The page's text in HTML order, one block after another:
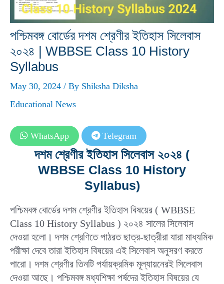
পশ্চিমবঙ্গ বোর্ডের দশম শ্রেণীর ইতিহাস সিলেবাস
২০২৪ | WBBSE Class 10 History
Syllabus
May 30, 2024 / By Shiksha Diksha
Educational News
WhatsApp Telegram
দশম শ্রেণীর ইতিহাস সিলেবাস ২০২৪ (
WBBSE Class 10 History
Syllabus)
পশ্চিমবঙ্গ বোর্ডের দশম শ্রেণীর ইতিহাস বিষয়ের ( WBBSE
Class 10 History Syllabus ) ২০২৪ সালের সিলেবাস
দেওয়া হলো। দশম শ্রেণিতে পাঠরত ছাত্র-ছাত্রীরা যারা মাধ্যমিক
পরীক্ষা দেবে তারা ইতিহাস বিষয়ের এই সিলেবাস অনুসরণ করতে
পারো। দশম শ্রেণীর তিনটি পর্যায়ক্রমিক মূল্যায়নেরই সিলেবাস
দেওয়া আছে। পশ্চিমবঙ্গ মধ্যশিক্ষা পর্ষদের ইতিহাস বিষয়ের যে